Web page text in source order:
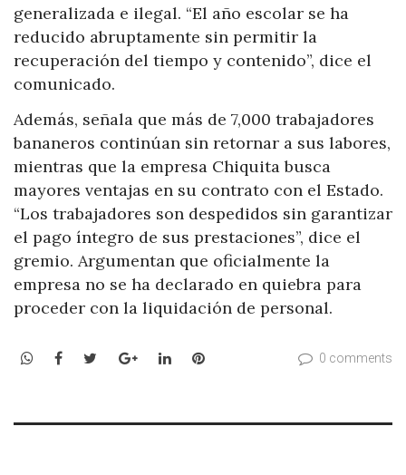
generalizada e ilegal. “El año escolar se ha
reducido abruptamente sin permitir la
recuperación del tiempo y contenido”, dice el
comunicado.
Además, señala que más de 7,000 trabajadores
bananeros continúan sin retornar a sus labores,
mientras que la empresa Chiquita busca
mayores ventajas en su contrato con el Estado.
“Los trabajadores son despedidos sin garantizar
el pago íntegro de sus prestaciones”, dice el
gremio. Argumentan que oficialmente la
empresa no se ha declarado en quiebra para
proceder con la liquidación de personal.
WhatsApp
Facebook
TwitterGoogle+LinkedInPinterest 0 comments